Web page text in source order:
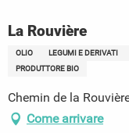
La Rouvière
OLIO LEGUMI E DERIVATI
PRODUTTORE BIO
Chemin de la
Come arrivare